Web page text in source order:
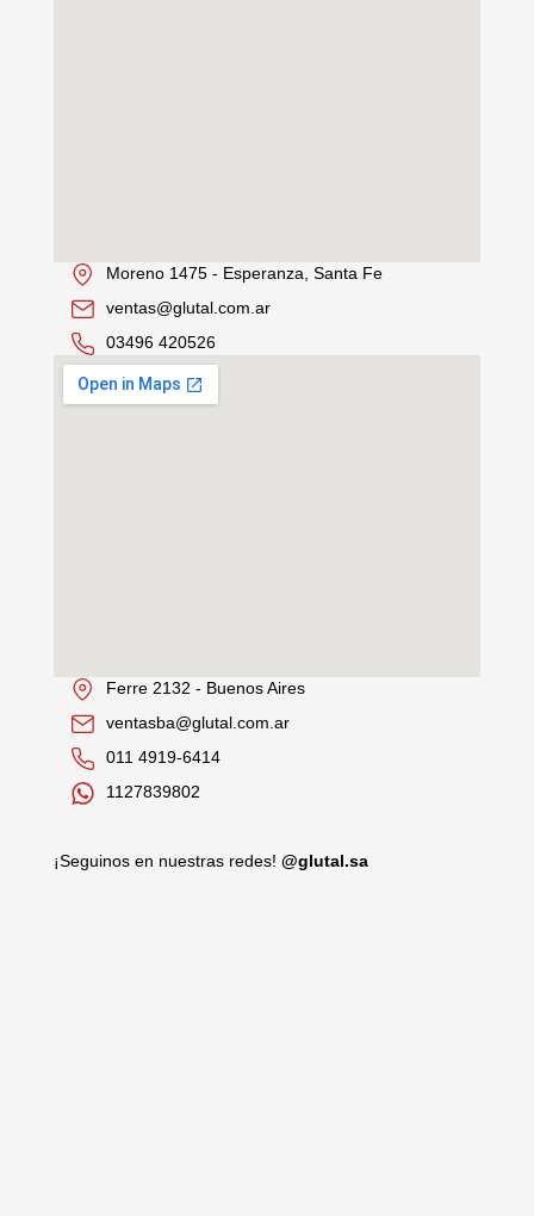
Moreno 1475 - Esperanza, Santa Fe
ventas@glutal.com.ar
03496 420526
Ferre 2132 - Buenos Aires
ventasba@glutal.com.ar
011 4919-6414
1127839802
¡Seguinos en nuestras redes! @glutal.sa